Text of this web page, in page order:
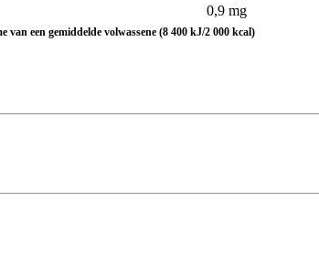
0,9 mg
van een gemiddelde volwassene (8 400 kJ/2 000 kcal)